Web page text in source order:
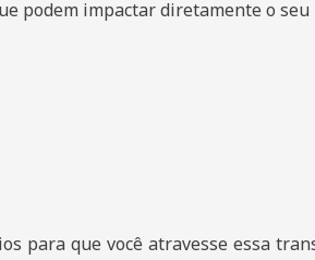
podem impactar diretamente o seu
para que você atravesse essa